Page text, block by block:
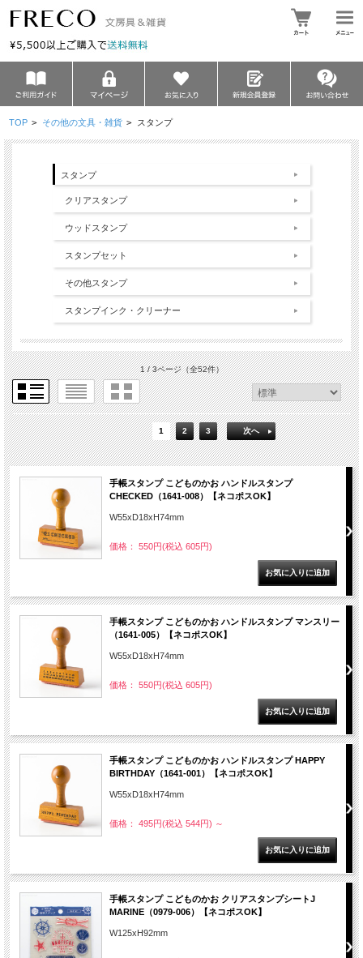
TOP > その他の文具・雑貨 > スタンプ
スタンプ
クリアスタンプ
ウッドスタンプ
スタンプセット
その他スタンプ
スタンプインク・クリーナー
1 / 3ページ（全52件）
1 2 3 次へ
手帳スタンプ こどものかお ハンドルスタンプ
CHECKED（1641-008）【ネコポスOK】
W55xD18xH74mm
価格： 550円(税込 605円)
手帳スタンプ こどものかお ハンドルスタンプ マンスリー
（1641-005）【ネコポスOK】
W55xD18xH74mm
価格： 550円(税込 605円)
手帳スタンプ こどものかお ハンドルスタンプ HAPPY
BIRTHDAY（1641-001）【ネコポスOK】
W55xD18xH74mm
価格： 495円(税込 544円) ～
手帳スタンプ こどものかお クリアスタンプシートJ
MARINE（0979-006）【ネコポスOK】
W125xH92mm